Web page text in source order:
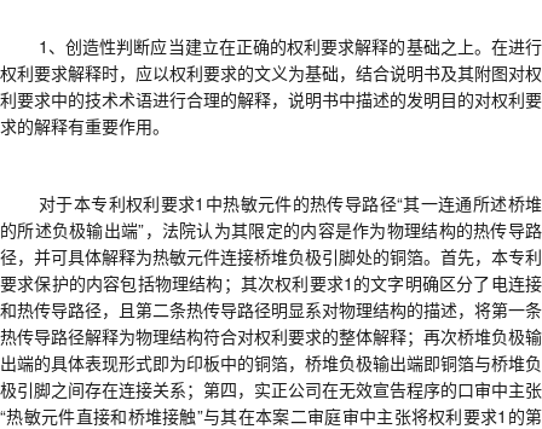
1、创造性判断应当建立在正确的权利要求解释的基础之上。在进行
权利要求解释时，应以权利要求的文义为基础，结合说明书及其附图对权
利要求中的技术术语进行合理的解释， 说明书中描述的发明目的对权利要
求的解释有重要作用。
对于本专利权利要求1中热敏元件的热传导路径“其一连通所述桥堆
的所述负极输出端”， 法院认为其限定的内容是作为物理结构的热传导路
径，并可具体解释为热敏元件连接桥堆负极引脚处的铜箔。首先， 本专利
要求保护的内容包括物理结构；其次权利要求1的文字明确区分了电连接
和热传导路径， 且第二条热传导路径明显系对物理结构的描述，将第一条
热传导路径解释为物理结构符合对权利要求的整体解释；再次桥堆负极输
出端的具体表现形式即为印板中的铜箔，桥堆负极输出端即铜箔与桥堆负
极引脚之间存在连接关系； 第四，实正公司在无效宣告程序的口审中主张
“热敏元件直接和桥堆接触”与其在本案二审庭审中主张将权利要求1的第